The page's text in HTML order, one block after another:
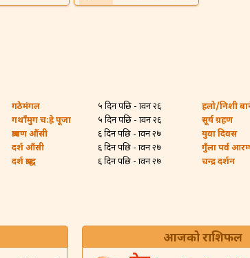
गठेमंगल
५ दिन पछि - श्रावन २६
गथाँमुग च:ह्रे पूजा
५ दिन पछि - श्रावन २६
श्रावण औंसी
६ दिन पछि - श्रावन २७
दर्श औंसी
६ दिन पछि - श्रावन २७
दर्श श्राद्ध
६ दिन पछि - श्रावन २७
हलो/निशी
सूर्य ग्रहण
युवा दिवस
गुँला पर्व
चन्द्र दर्शन
आजको राशिफल